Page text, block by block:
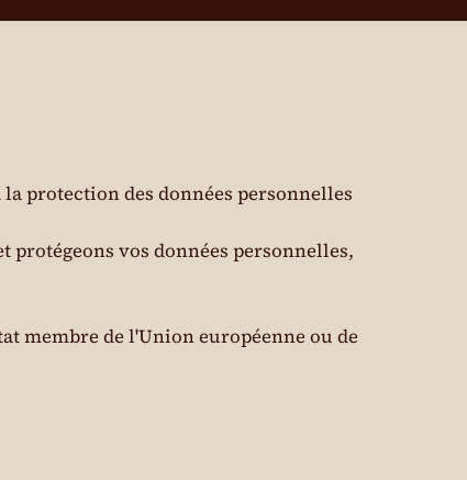
protection des données personnelles
vos données personnelles,
membre de l'Union européenne ou de